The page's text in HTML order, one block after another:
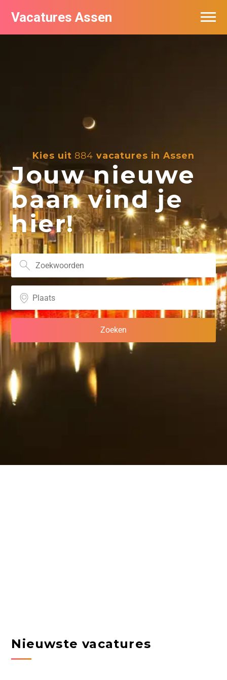
Vacatures Assen
Kies uit 884 vacatures in Assen
Jouw nieuwe
baan vind je
hier!
Nieuwste vacatures
Vacatures per bedrijf